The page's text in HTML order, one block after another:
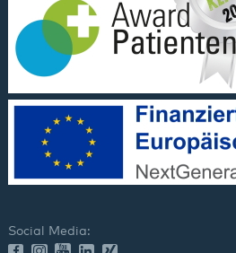
Social Media: